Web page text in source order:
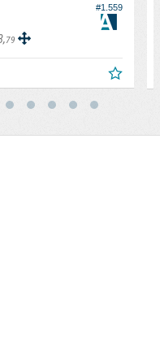
#1.559